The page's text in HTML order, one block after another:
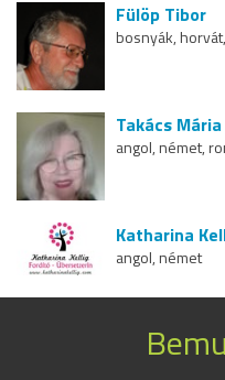
Fülöp Tibor
bosnyák,
Takács Mária
angol, német,
Katharina
angol, német